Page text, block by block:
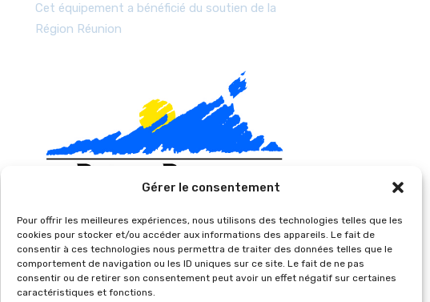
Gérer le consentement
Pour offrir les meilleures expériences, nous utilisons des technologies telles que les
cookies pour stocker et/ou accéder aux informations des appareils. Le fait de
consentir à ces technologies nous permettra de traiter des données telles que le
comportement de navigation ou les ID uniques sur ce site. Le fait de ne pas
consentir ou de retirer son consentement peut avoir un effet négatif sur certaines
caractéristiques et fonctions.
Cet équipement a bénéficié du soutien de la
Région Réunion